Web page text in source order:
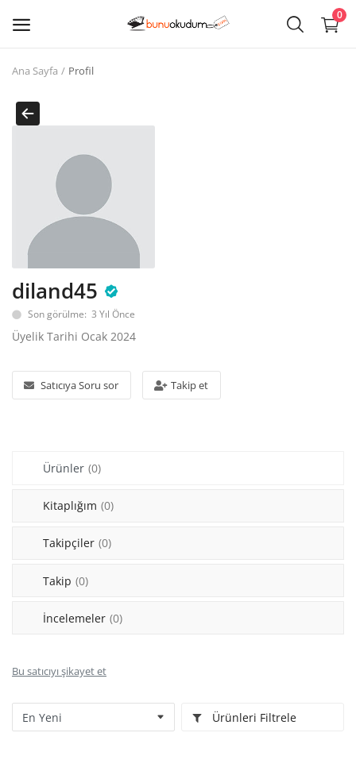
0
Sat
Edebiyat
Eğitim
Ders - Sınav Kitapları
Çocuk Kitapları
Bilim
Felsefe
Hobi Kitapları
Sanat - Tasarım
Çizgi Roman
Mizah
Kitaplığım
Ana Sayfa Profil
diland45
Son görülme: 3 Yıl Önce
Üyelik Tarihi Ocak 2024
Satıcıya Soru sor Takip et
Ürünler (0)
Kitaplığım (0)
Takipçiler (0)
Takip (0)
İncelemeler (0)
Bu satıcıyı şikayet et
Ürünleri Filtrele